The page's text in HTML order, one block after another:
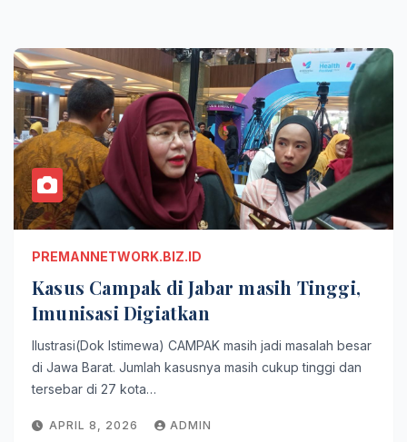
PREMANNETWORK.BIZ.ID
Kasus Campak di Jabar masih Tinggi,
Imunisasi Digiatkan
Ilustrasi(Dok Istimewa) CAMPAK masih jadi masalah besar
di Jawa Barat. Jumlah kasusnya masih cukup tinggi dan
tersebar di 27 kota…
APRIL 8, 2026 ADMIN